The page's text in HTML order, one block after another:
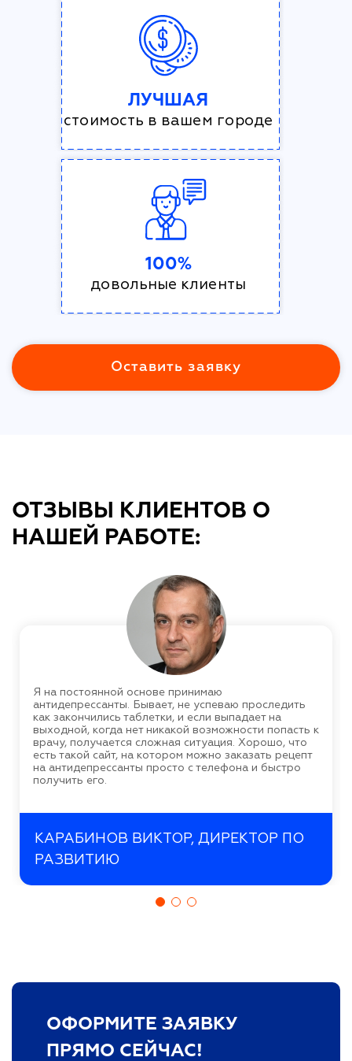
ЛУЧШАЯ
стоимость в вашем городе
100%
довольные клиенты
Оставить заявку
ОТЗЫВЫ КЛИЕНТОВ О
НАШЕЙ РАБОТЕ:
Я на постоянной основе принимаю
антидепрессанты. Бывает, не успеваю проследить
как закончились таблетки, и если выпадает на
выходной, когда нет никакой возможности попасть к
врачу, получается сложная ситуация. Хорошо, что
есть такой сайт, на котором можно заказать рецепт
на антидепрессанты просто с телефона и быстро
получить его.
КАРАБИНОВ ВИКТОР, ДИРЕКТОР ПО
РАЗВИТИЮ
ОФОРМИТЕ ЗАЯВКУ
ПРЯМО СЕЙЧАС!